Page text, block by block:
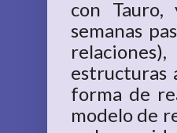
con
semanas
estructuras
forma de
modelo de